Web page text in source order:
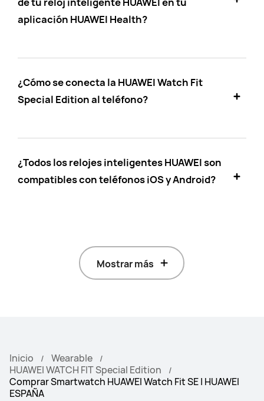
aplicación HUAWEI Health?
¿Cómo se conecta la HUAWEI Watch Fit
Special Edition al teléfono?
¿Todos los relojes inteligentes HUAWEI son
compatibles con teléfonos iOS y Android?
Mostrar más
Inicio
Wearable
HUAWEI WATCH FIT Special Edition
Comprar Smartwatch HUAWEI Watch Fit SE | HUAWEI
ESPAÑA